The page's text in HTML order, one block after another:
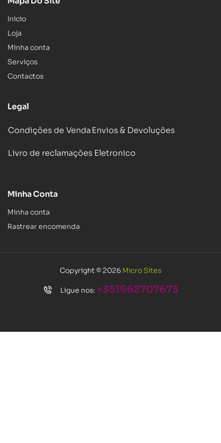
Inicio
Loja
Minha conta
Serviços
Contactos
Legal
Condições de VendaEnvios & Devoluções
Livro de reclamações Eletronico
Minha Conta
Minha conta
Rastrear encomenda
Copyright © 2026 Micro Sites
Ligue nos: +351962707673